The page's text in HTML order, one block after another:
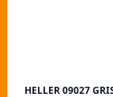
HELLER 09027